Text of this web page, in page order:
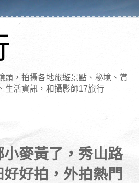
頭，拍攝各地旅遊景點、秘境、賞
生活資訊，和攝影師17旅行
麥黃了，秀山路
好拍，外拍熱門